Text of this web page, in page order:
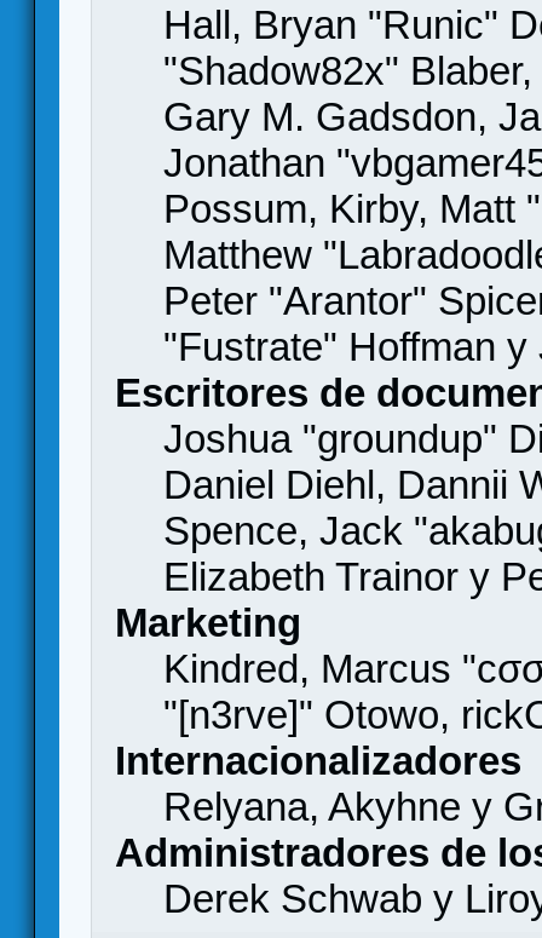
Hall, Bryan "Runic"
"Shadow82x"
Gary M. Gadsdon,
Jonathan
Possum, Kirby, Matt
Matthew
Peter "Arantor"
"Fustrate" Hoffman
Escritores de
Joshua "groundup"
Daniel Diehl, Dannii
Spence, Jack
Elizabeth Trainor y
Marketing
Kindred, Marcus
"[n3rve]" Otowo,
Internacionalizadores
Relyana, Akyhne y
Administradores de
Derek Schwab y